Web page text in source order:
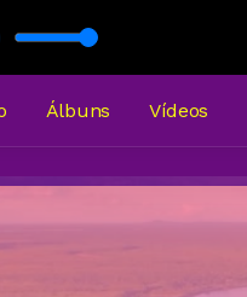
França
Álbuns Vídeos